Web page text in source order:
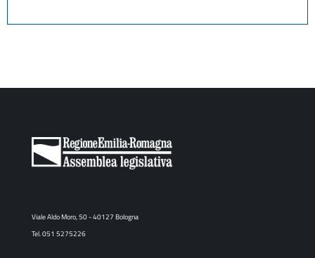
Viale Aldo Moro, 50 - 40127 Bologna
Tel. 051 5275226